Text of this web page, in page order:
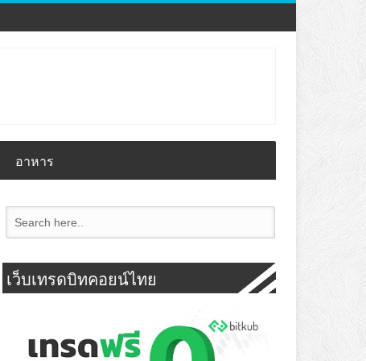
อาหาร
เว็บเทรดบิทคอยน์ไทย